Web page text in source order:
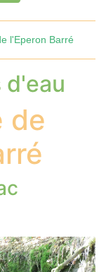
l'Eperon Barré
d'eau
de